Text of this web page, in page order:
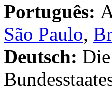
Português:
São Paulo,
Deutsch: